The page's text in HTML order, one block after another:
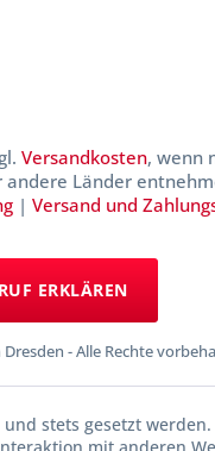
Versandkosten, wenn
Länder
| Versand und
ERKLÄREN
- Alle Rechte
stets gesetzt werden.